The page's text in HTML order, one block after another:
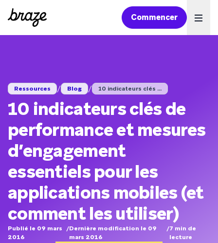
Commencer
Ressources / Blog / 10 indicateurs clés ...
10 indicateurs clés de
performance et mesures
d’engagement
essentiels pour les
applications mobiles (et
comment les utiliser)
Publié le 09 mars
2016
/Dernière modification le 09
mars 2016
/7 min de
lecture